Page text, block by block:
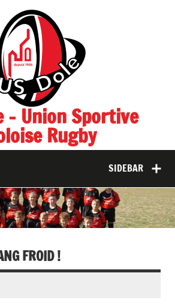
– Union Sportive
Rugby
SIDEBAR
FROID !